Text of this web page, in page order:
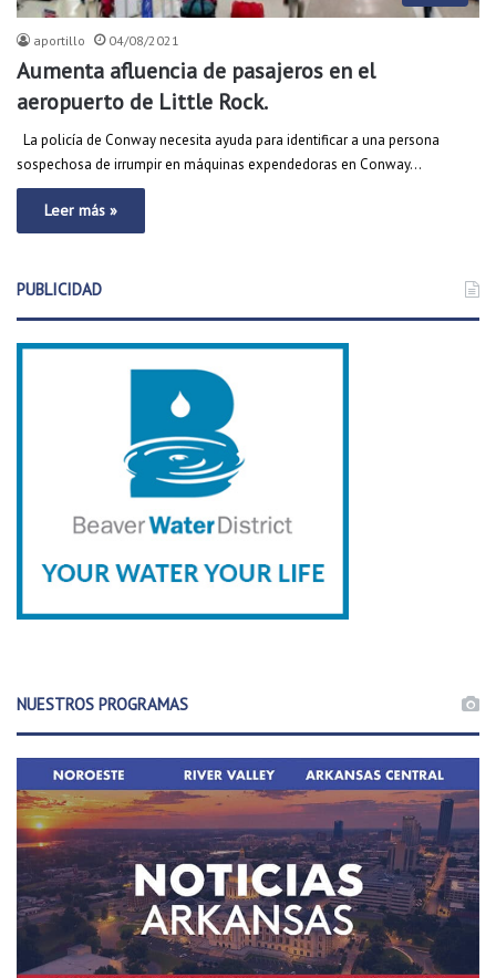
aportillo 04/08/2021
Aumenta afluencia de pasajeros en el
aeropuerto de Little Rock.
La policía de Conway necesita ayuda para identificar a una persona
sospechosa de irrumpir en máquinas expendedoras en Conway…
Leer más »
PUBLICIDAD
NUESTROS PROGRAMAS